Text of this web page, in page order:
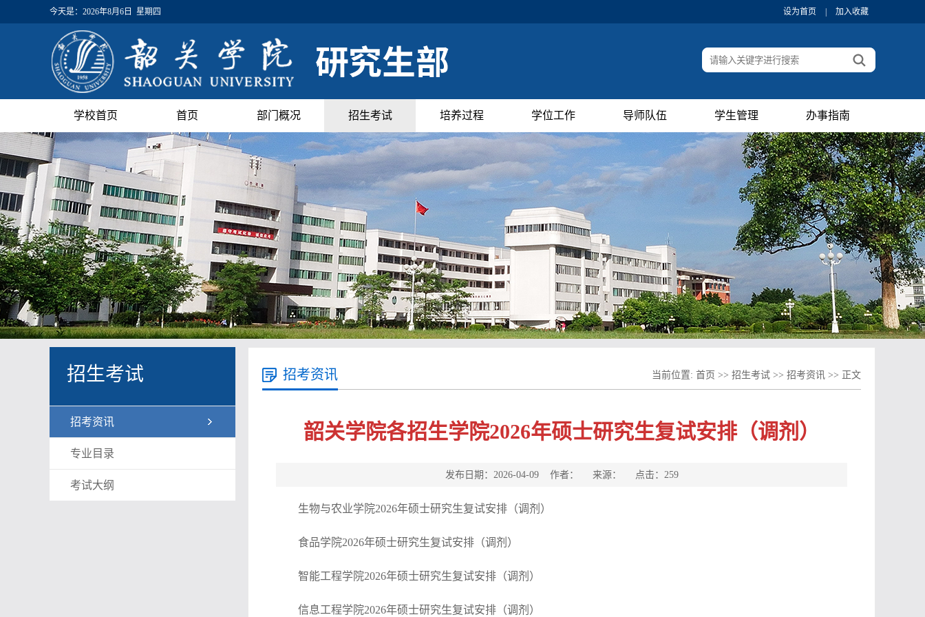
今天是： 2026年8月6日 星期四 设为首页 加入收藏
学校首页 首页 部门概况 招生考试 培养过程 学位工作 导师队伍 学生管理 办事指南
招生考试
招考资讯
专业目录
考试大纲
招考资讯 当前位置: 首页 >> 招生考试 >> 招考资讯 >> 正文
韶关学院各招生学院2026年硕士研究生复试安排（调剂）
发布日期：2026-04-09 作者： 来源： 点击： 259
生物与农业学院2026年硕士研究生复试安排（调剂 ）
食品学院2026年硕士研究生复试安排（调剂）
智能工程学院2026年硕士研究生复试安排（调剂 ）
信息工程学院2026年硕士研究生复试安排（调剂）